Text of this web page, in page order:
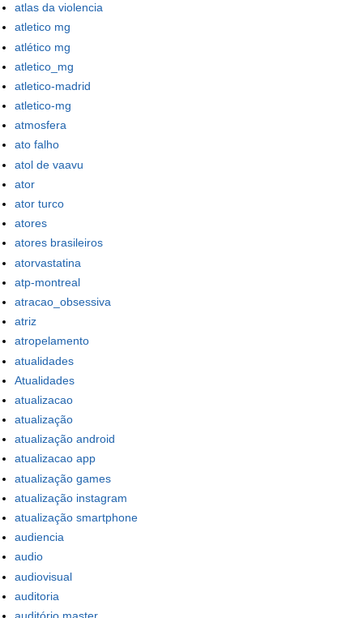
atlas da violencia
atletico mg
atlético mg
atletico_mg
atletico-madrid
atletico-mg
atmosfera
ato falho
atol de vaavu
ator
ator turco
atores
atores brasileiros
atorvastatina
atp-montreal
atracao_obsessiva
atriz
atropelamento
atualidades
Atualidades
atualizacao
atualização
atualização android
atualizacao app
atualização games
atualização instagram
atualização smartphone
audiencia
audio
audiovisual
auditoria